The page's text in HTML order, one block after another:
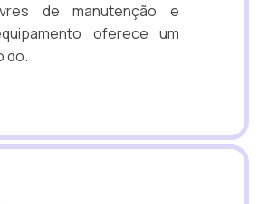
de manutenção e
oferece um
do.